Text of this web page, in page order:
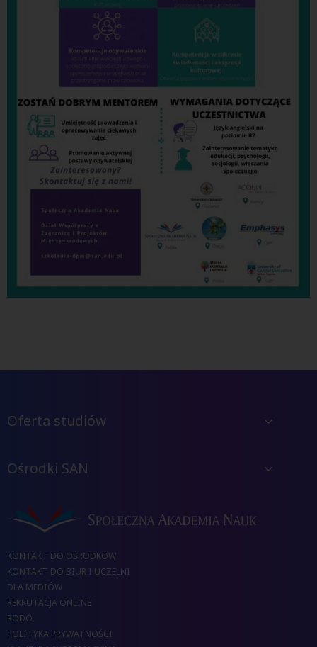
Oferta studiów
Ośrodki SAN
KONTAKT DO OŚRODKÓW
KONTAKT DO BIUR I UCZELNI
DLA MEDIÓW
REKRUTACJA ONLINE
RODO
POLITYKA PRYWATNOŚCI